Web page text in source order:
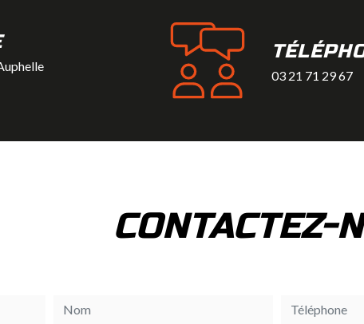
03 21 71 29 67
CONTACTEZ-